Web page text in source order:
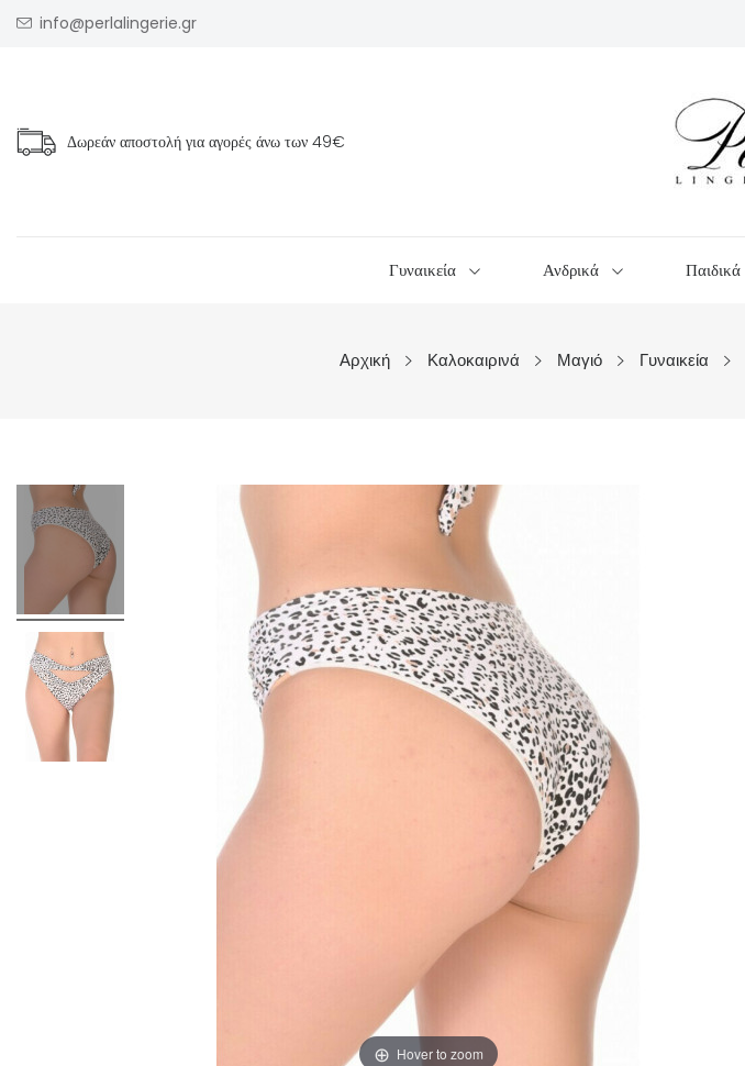
info@perlalingerie.gr
Δωρεάν αποστολή για αγορές άνω των 49€
Γυναικεία Ανδρικά Παιδικά
Αρχική Καλοκαιρινά Μαγιό Γυναικεία
Hover to zoom